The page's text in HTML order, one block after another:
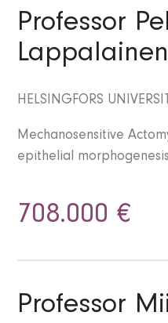
Professor
Lappalainen
HELSINGFORS
Mechanosensitive
epithelial
708.000 €
Professor